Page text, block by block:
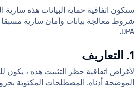
ستكون اتفاقية حماية البيانات هذه
شروط معالجة بيانات وأمان سارية مسبقا
DPA.
1. التعاريف
لأغراض اتفاقية حظر التثبيت هذه ، يكون
الموضحة أدناه. المصطلحات المكتوبة